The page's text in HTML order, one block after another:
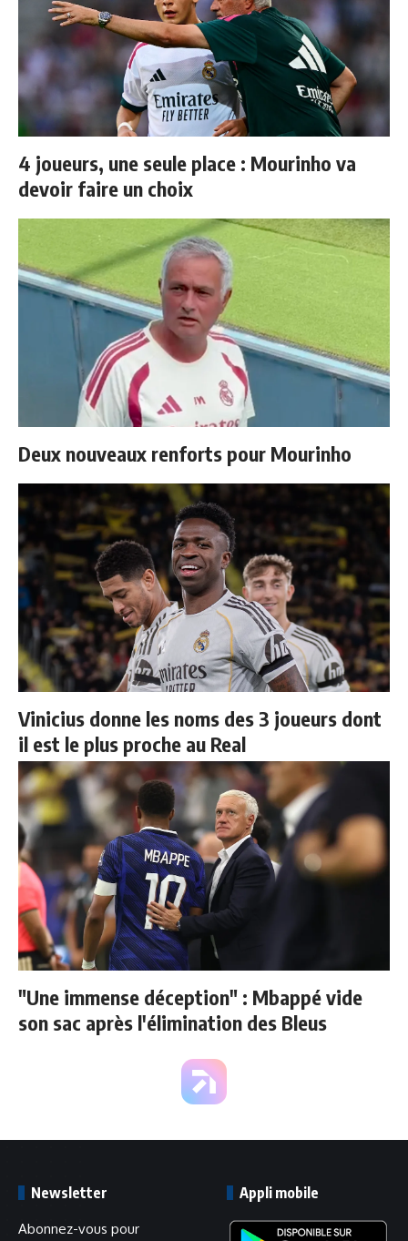
4 joueurs, une seule place : Mourinho va
devoir faire un choix
Deux nouveaux renforts pour Mourinho
Vinicius donne les noms des 3 joueurs dont
il est le plus proche au Real
"Une immense déception" : Mbappé vide
son sac après l'élimination des Bleus
Newsletter
Abonnez-vous pour
Appli mobile